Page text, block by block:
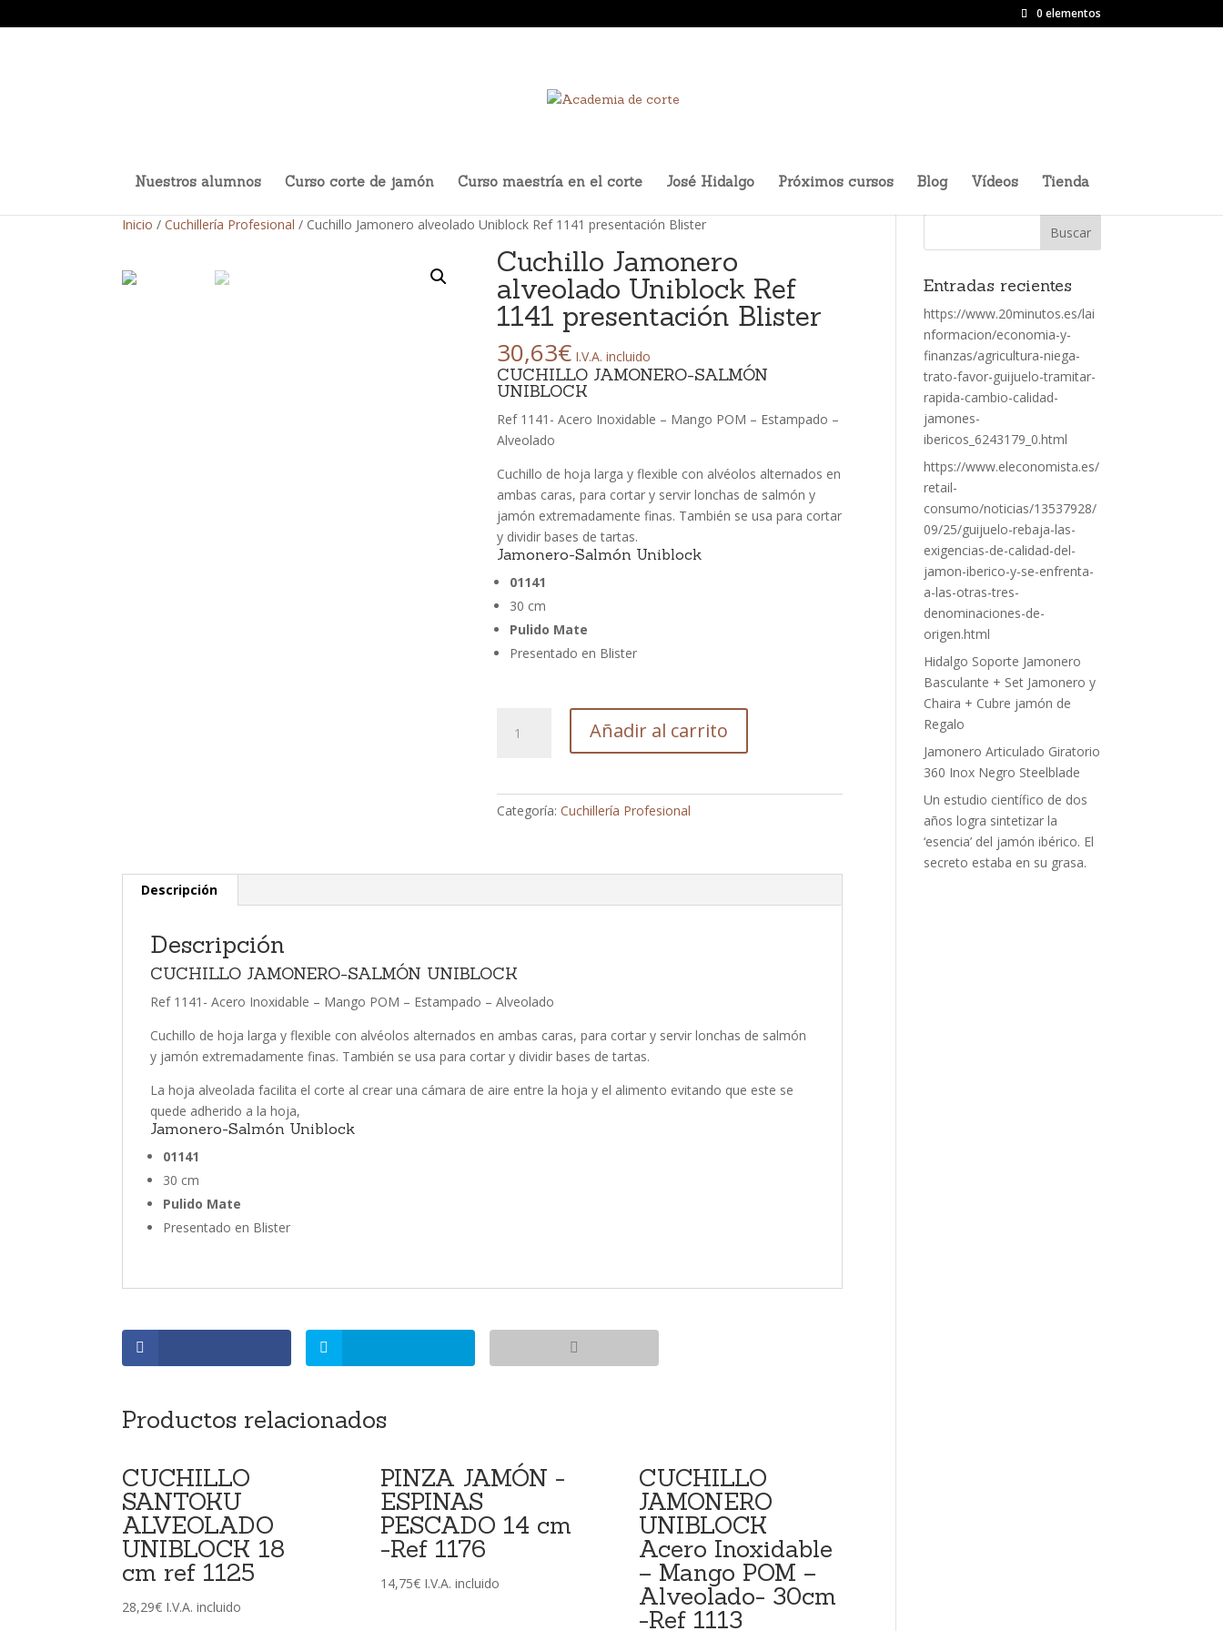
0 elementos
Nuestros alumnos Curso corte de jamón Curso maestría en el corte José Hidalgo Próximos cursos Blog Vídeos Tienda
Inicio /Cuchillería Profesional / Cuchillo Jamonero alveolado Uniblock Ref 1141 presentación Blister
Cuchillo Jamonero
alveolado Uniblock Ref
1141 presentación Blister
30,63€ I.V.A. incluido
CUCHILLO JAMONERO-SALMÓN
UNIBLOCK
Ref 1141- Acero Inoxidable – Mango POM – Estampado –
Alveolado
Cuchillo de hoja larga y flexible con alvéolos alternados en
ambas caras, para cortar y servir lonchas de salmón y
jamón extremadamente finas. También se usa para cortar
y dividir bases de tartas.
Jamonero-Salmón Uniblock
01141
30 cm
Pulido Mate
Presentado en Blister
Jamonero
1141
Añadir al carrito
Categoría:Cuchillería Profesional
Descripción
Descripción
CUCHILLO JAMONERO-SALMÓN UNIBLOCK
Ref 1141- Acero Inoxidable – Mango POM – Estampado – Alveolado
Cuchillo de hoja larga y flexible con alvéolos alternados en ambas caras, para cortar y servir lonchas de salmón
y jamón extremadamente finas. También se usa para cortar y dividir bases de tartas.
La hoja alveolada facilita el corte al crear una cámara de aire entre la hoja y el alimento evitando que este se
quede adherido a la hoja,
Jamonero-Salmón Uniblock
01141
30 cm
Pulido Mate
Presentado en Blister
Productos relacionados
CUCHILLO
SANTOKU
ALVEOLADO
UNIBLOCK 18
cm ref 1125
28,29€ I.V.A. incluido
PINZA JAMÓN -
ESPINAS
PESCADO 14 cm
-Ref 1176
14,75€ I.V.A. incluido
CUCHILLO
JAMONERO
UNIBLOCK
Acero Inoxidable
– Mango POM –
Alveolado- 30cm
-Ref 1113
Entradas recientes
https://www.20minutos.es/lai
nformacion/economia-y-
finanzas/agricultura-niega-
trato-favor-guijuelo-tramitar-
rapida-cambio-calidad-
jamones-
ibericos_6243179_0.html
https://www.eleconomista.es/
retail-
consumo/noticias/13537928/
09/25/guijuelo-rebaja-las-
exigencias-de-calidad-del-
jamon-iberico-y-se-enfrenta-
a-las-otras-tres-
denominaciones-de-
origen.html
Hidalgo Soporte Jamonero
Basculante + Set Jamonero y
Chaira + Cubre jamón de
Regalo
Jamonero Articulado Giratorio
360 Inox Negro Steelblade
Un estudio científico de dos
años logra sintetizar la
‘esencia’ del jamón ibérico. El
secreto estaba en su grasa.